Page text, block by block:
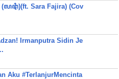
(ꦭꦛꦶ)(ft. Sara Fajira) (Cov
Irmanputra Sidin Je
Aku #TerlanjurMencinta